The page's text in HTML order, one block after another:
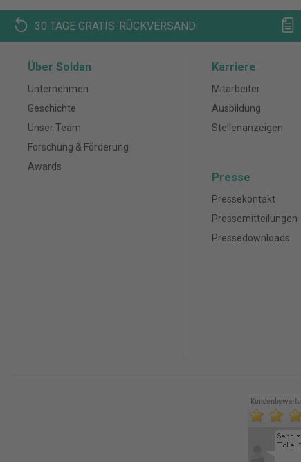
30 TAGE GRATIS-RÜCKVERSAND
Über Soldan
Unternehmen
Geschichte
Unser Team
Forschung & Förderung
Awards
Karriere
Mitarbeiter
Ausbildung
Stellenanzeigen
Presse
Pressekontakt
Pressemitteilungen
Pressedownloads